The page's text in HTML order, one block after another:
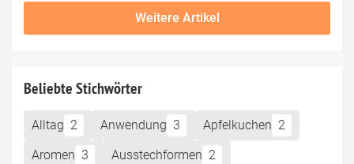
Weitere Artikel
Beliebte Stichwörter
Alltag 2 Anwendung 3 Apfelkuchen 2
Aromen 3 Ausstechformen 2